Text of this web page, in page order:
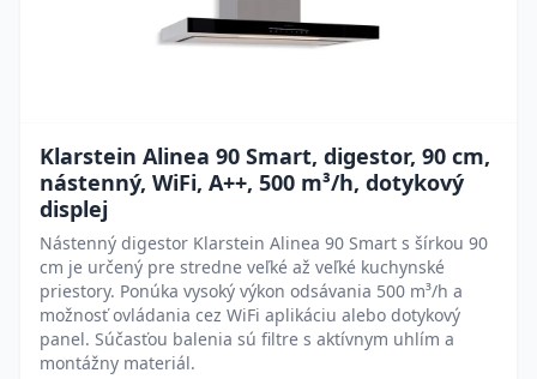
Klarstein Alinea 90 Smart, digestor, 90 cm,
nástenný, WiFi, A++, 500 m³/h, dotykový
displej
Nástenný digestor Klarstein Alinea 90 Smart s šírkou 90
cm je určený pre stredne veľké až veľké kuchynské
priestory. Ponúka vysoký výkon odsávania 500 m³/h a
možnosť ovládania cez WiFi aplikáciu alebo dotykový
panel. Súčasťou balenia sú filtre s aktívnym uhlím a
montážny materiál.